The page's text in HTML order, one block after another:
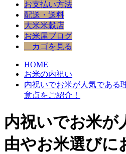
お支払い方法
配送・送料
大米米穀店
お米屋ブログ
カゴを見る
HOME
お米の内祝い
内祝いでお米が人気である
意点をご紹介！
内祝いでお米が
由やお米選びに